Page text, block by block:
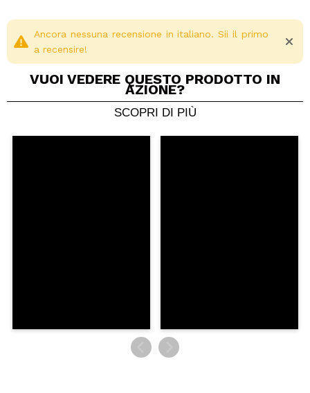
Ancora nessuna recensione in italiano. Sii il primo
a recensire!
VUOI VEDERE QUESTO PRODOTTO IN
AZIONE?
SCOPRI DI PIÙ